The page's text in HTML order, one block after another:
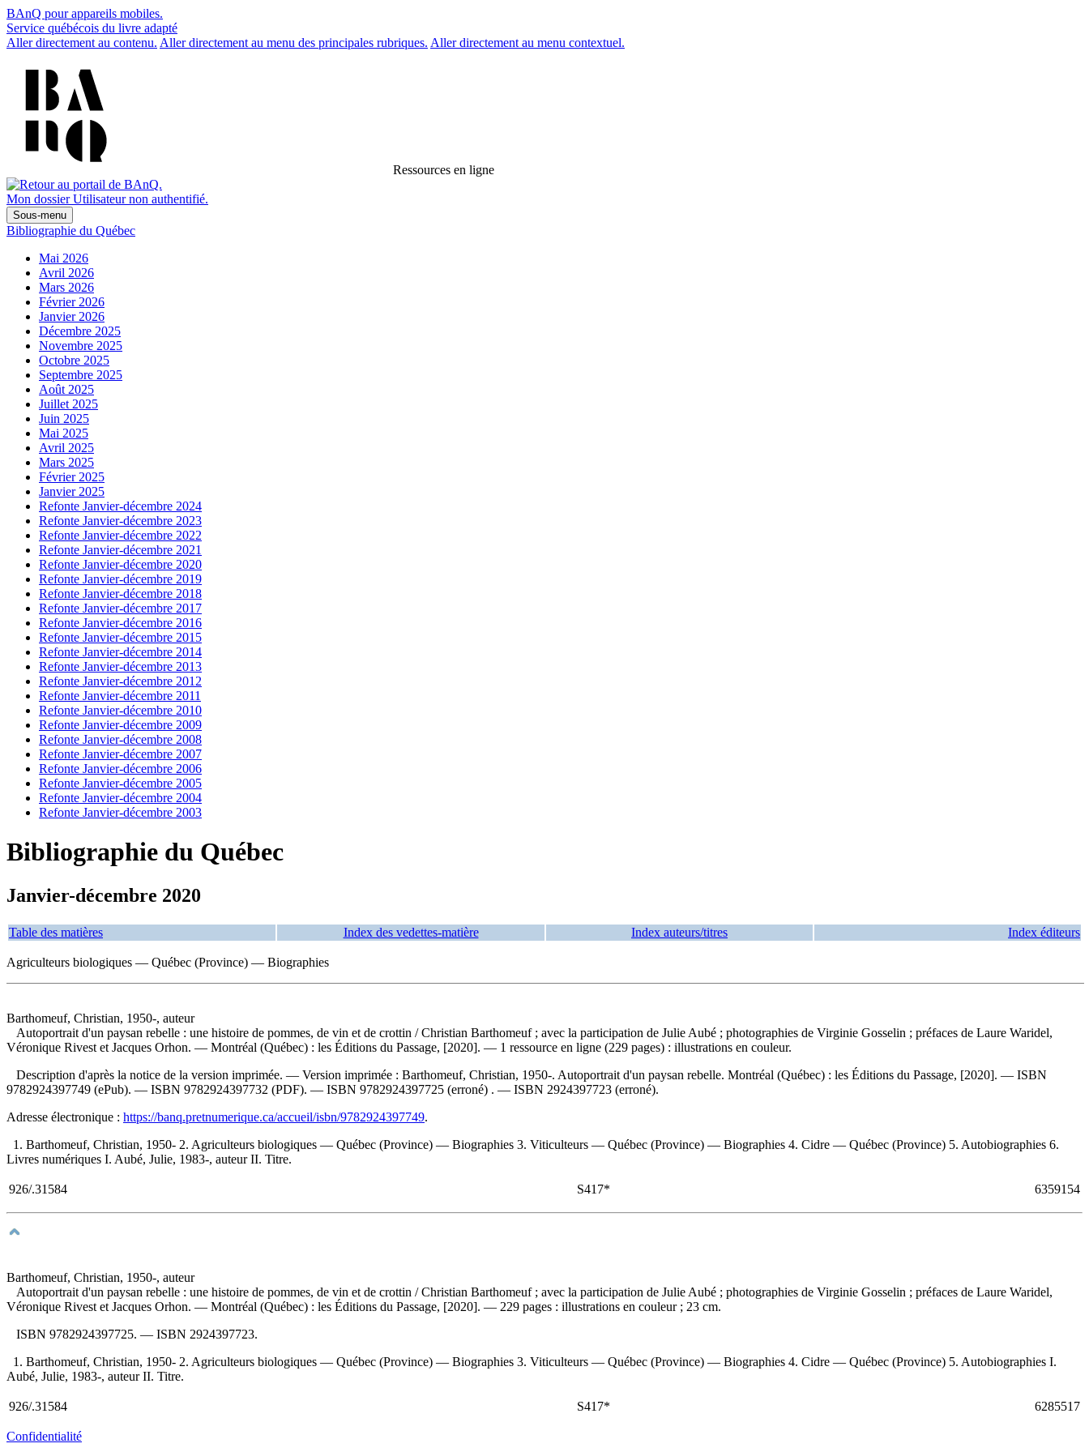
BAnQ pour appareils mobiles.
Service québécois du livre adapté
Aller directement au contenu. Aller directement au menu des principales rubriques. Aller directement au menu contextuel.
Ressources en ligne
Mon dossier Utilisateur non authentifié.
Sous-menu
Bibliographie du Québec
Mai 2026
Avril 2026
Mars 2026
Février 2026
Janvier 2026
Décembre 2025
Novembre 2025
Octobre 2025
Septembre 2025
Août 2025
Juillet 2025
Juin 2025
Mai 2025
Avril 2025
Mars 2025
Février 2025
Janvier 2025
Refonte Janvier-décembre 2024
Refonte Janvier-décembre 2023
Refonte Janvier-décembre 2022
Refonte Janvier-décembre 2021
Refonte Janvier-décembre 2020
Refonte Janvier-décembre 2019
Refonte Janvier-décembre 2018
Refonte Janvier-décembre 2017
Refonte Janvier-décembre 2016
Refonte Janvier-décembre 2015
Refonte Janvier-décembre 2014
Refonte Janvier-décembre 2013
Refonte Janvier-décembre 2012
Refonte Janvier-décembre 2011
Refonte Janvier-décembre 2010
Refonte Janvier-décembre 2009
Refonte Janvier-décembre 2008
Refonte Janvier-décembre 2007
Refonte Janvier-décembre 2006
Refonte Janvier-décembre 2005
Refonte Janvier-décembre 2004
Refonte Janvier-décembre 2003
Bibliographie du Québec
Janvier-décembre 2020
Table des matières Index des vedettes-matière Index auteurs/titres Index éditeurs
Agriculteurs biologiques — Québec (Province) — Biographies
Barthomeuf, Christian, 1950-, auteur
Autoportrait d'un paysan rebelle : une histoire de pommes, de vin et de crottin / Christian Barthomeuf ; avec la participation de Julie Aubé ; photographies de Virginie Gosselin ; préfaces de Laure Waridel,
Véronique Rivest et Jacques Orhon. — Montréal (Québec) : les Éditions du Passage, [2020]. — 1 ressource en ligne (229 pages) : illustrations en couleur.
Description d'après la notice de la version imprimée. — Version imprimée : Barthomeuf, Christian, 1950-. Autoportrait d'un paysan rebelle. Montréal (Québec) : les Éditions du Passage, [2020]. — ISBN
9782924397749 (ePub). — ISBN 9782924397732 (PDF). — ISBN 9782924397725 (erroné) . — ISBN 2924397723 (erroné).
Adresse électronique : https://banq.pretnumerique.ca/accueil/isbn/9782924397749.
1. Barthomeuf, Christian, 1950- 2. Agriculteurs biologiques — Québec (Province) — Biographies 3. Viticulteurs — Québec (Province) — Biographies 4. Cidre — Québec (Province) 5. Autobiographies 6.
Livres numériques I. Aubé, Julie, 1983-, auteur II. Titre.
926/.31584 S417* 6359154
Barthomeuf, Christian, 1950-, auteur
Autoportrait d'un paysan rebelle : une histoire de pommes, de vin et de crottin / Christian Barthomeuf ; avec la participation de Julie Aubé ; photographies de Virginie Gosselin ; préfaces de Laure Waridel,
Véronique Rivest et Jacques Orhon. — Montréal (Québec) : les Éditions du Passage, [2020]. — 229 pages : illustrations en couleur ; 23 cm.
ISBN 9782924397725. — ISBN 2924397723.
1. Barthomeuf, Christian, 1950- 2. Agriculteurs biologiques — Québec (Province) — Biographies 3. Viticulteurs — Québec (Province) — Biographies 4. Cidre — Québec (Province) 5. Autobiographies I.
Aubé, Julie, 1983-, auteur II. Titre.
926/.31584 S417* 6285517
Confidentialité